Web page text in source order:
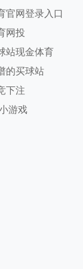
官网登录入口
网投
站现金体育
的买球站
下注
游戏